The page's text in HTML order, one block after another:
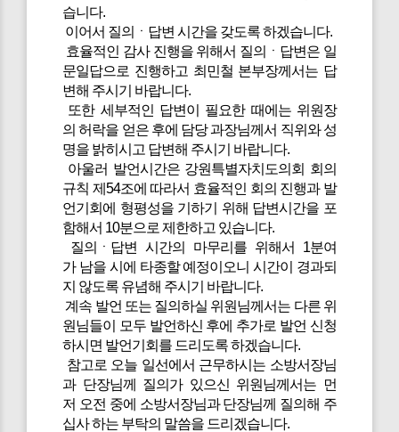
습니다.
이어서 질의ㆍ답변 시간을 갖도록 하겠습니다.
효율적인 감사 진행을 위해서 질의ㆍ답변은 일
문일답으로 진행하고 최민철 본부장께서는 답
변해 주시기 바랍니다.
또한 세부적인 답변이 필요한 때에는 위원장
의 허락을 얻은 후에 담당 과장님께서 직위와 성
명을 밝히시고 답변해 주시기 바랍니다.
아울러 발언시간은 강원특별자치도의회 회의
규칙 제54조에 따라서 효율적인 회의 진행과 발
언기회에 형평성을 기하기 위해 답변시간을 포
함해서 10분으로 제한하고 있습니다.
질의ㆍ답변 시간의 마무리를 위해서 1분여
가 남을 시에 타종할 예정이오니 시간이 경과되
지 않도록 유념해 주시기 바랍니다.
계속 발언 또는 질의하실 위원님께서는 다른 위
원님들이 모두 발언하신 후에 추가로 발언 신청
하시면 발언기회를 드리도록 하겠습니다.
참고로 오늘 일선에서 근무하시는 소방서장님
과 단장님께 질의가 있으신 위원님께서는 먼
저 오전 중에 소방서장님과 단장님께 질의해 주
십사 하는 부탁의 말씀을 드리겠습니다.